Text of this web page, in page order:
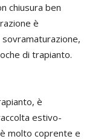
chiusura ben
è
di trapianto.
è
estivo-
molto coprente e